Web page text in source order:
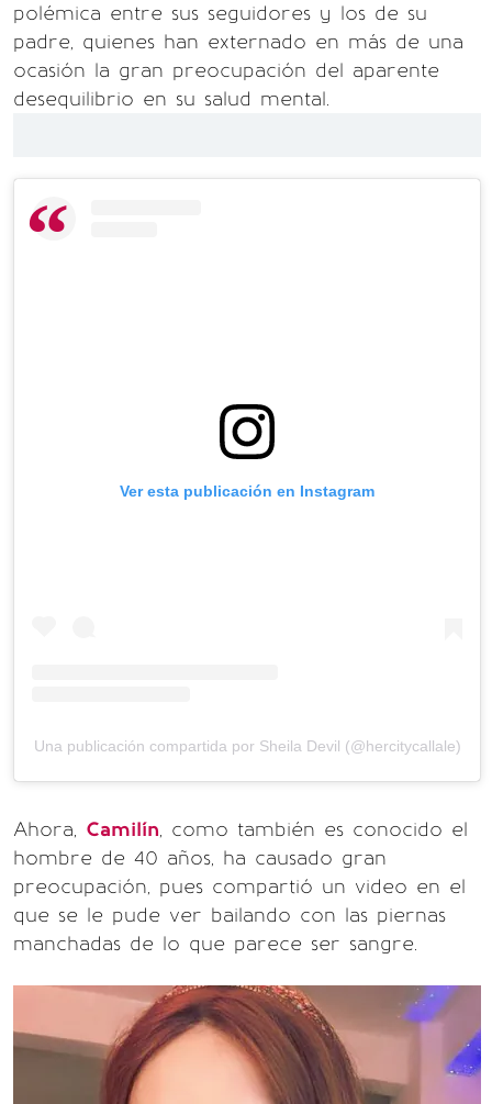
polémica entre sus seguidores y los de su
padre, quienes han externado en más de una
ocasión la gran preocupación del aparente
desequilibrio en su salud mental.
Ver esta publicación en Instagram
Una publicación compartida por Sheila Devil (@hercitycallale)
Ahora, Camilín, como también es conocido el
hombre de 40 años, ha causado gran
preocupación, pues compartió un video en el
que se le pude ver bailando con las piernas
manchadas de lo que parece ser sangre.